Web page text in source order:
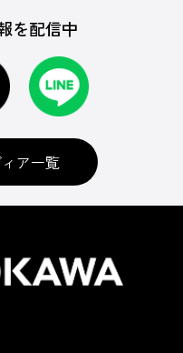
を配信中
ア一覧